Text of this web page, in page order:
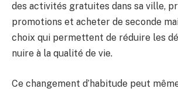
des activités gratuites dans sa ville,
promotions et acheter de seconde
choix qui permettent de réduire les
nuire à la qualité de vie.
Ce changement d’habitude peut